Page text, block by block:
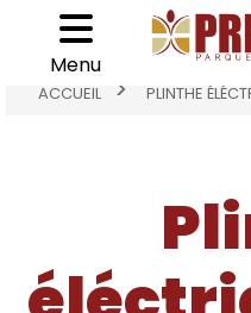
Choisir son parquet
Menu
ACCUEIL > PLINTHE
Cookies management